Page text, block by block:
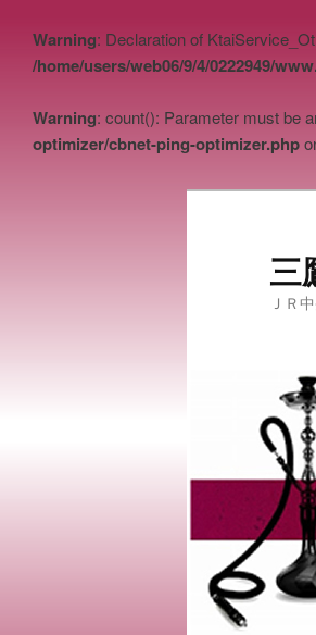
Warning: Declaration of
/home/users/web06/9/4/0222949/
Warning: count(): Parameter must be
optimizer/cbnet-ping-optimizer.php
三
ＪＲ